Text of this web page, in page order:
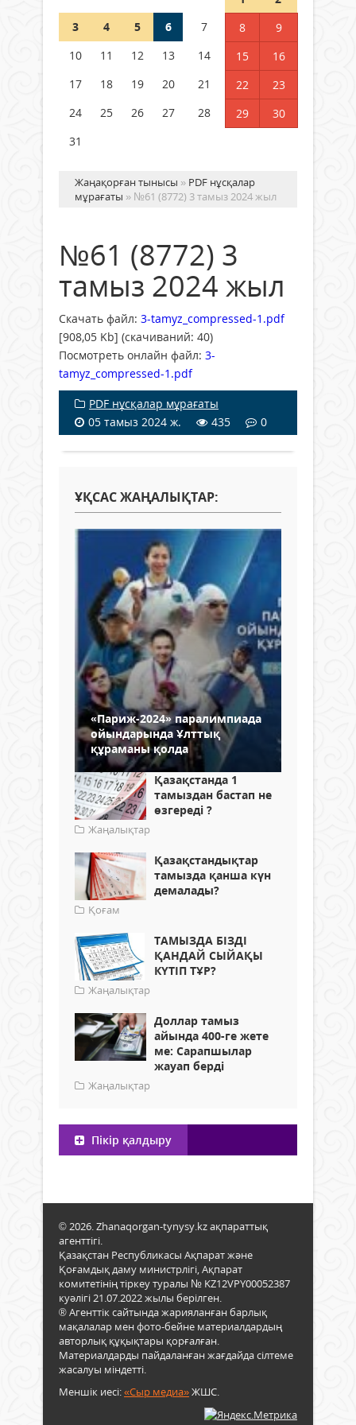
Қысқы демалыс 14 күн: 2026–
каникул кестесі бекітілді
04 тамыз 2026 ж.
3
4 5 6 7 8
9
10
11 12 13 14 15
16
17
18 19 20 21 22
23
24
25 26 27 28 29
30
31
Жаңақорған тынысы » PDF нұсқалар
мұрағаты » №61 (8772) 3 тамыз 2024 жыл
№61 (8772) 3
тамыз 2024 жыл
Скачать файл: 3-tamyz_compressed-1.pdf
[908,05 Kb] (cкачиваний: 40)
Посмотреть онлайн файл: 3-
tamyz_compressed-1.pdf
PDF нұсқалар мұрағаты
05 тамыз 2024 ж.
435 0
ҰҚСАС ЖАҢАЛЫҚТАР:
«Париж-2024» паралимпиада
ойындарында Ұлттық
құраманы қолда
Қазақстанда 1
тамыздан бастап не
өзгереді ?
Жаңалықтар
Қазақстандықтар
тамызда қанша күн
демалады?
Қоғам
ТАМЫЗДА БІЗДІ
ҚАНДАЙ СЫЙАҚЫ
КҮТІП ТҰР?
Жаңалықтар
Доллар тамыз
айында 400-ге жете
ме: Сарапшылар
жауап берді
Жаңалықтар
Пікір қалдыру
© 2026. Zhanaqorgan-tynysy.kz ақпараттық
агенттігі.
Қазақстан Республикасы Ақпарат және
Қоғамдық даму министрлігі, Ақпарат
комитетінің тіркеу туралы № KZ12VPY00052387
куәлігі 21.07.2022 жылы берілген.
® Агенттік сайтында жарияланған барлық
мақалалар мен фото-бейне материалдардың
авторлық құқықтары қорғалған.
Материалдарды пайдаланған жағдайда сілтеме
жасалуы міндетті.
Меншік иесі:«Сыр медиа»ЖШС.